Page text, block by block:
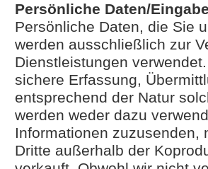
Persönliche Daten/
Persönliche Daten, die Sie
werden ausschließlich zur
Dienstleistungen
sichere Erfassung,
entsprechend der Natur
werden weder dazu
Informationen zuzusenden,
Dritte außerhalb der